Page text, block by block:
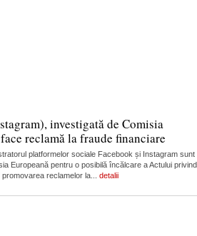
investigată de Comisia
reclamă la fraude financiare
platformelor sociale Facebook și Instagram sunt
Europeană pentru o posibilă încălcare a Actului privind
reclamelor la... detalii